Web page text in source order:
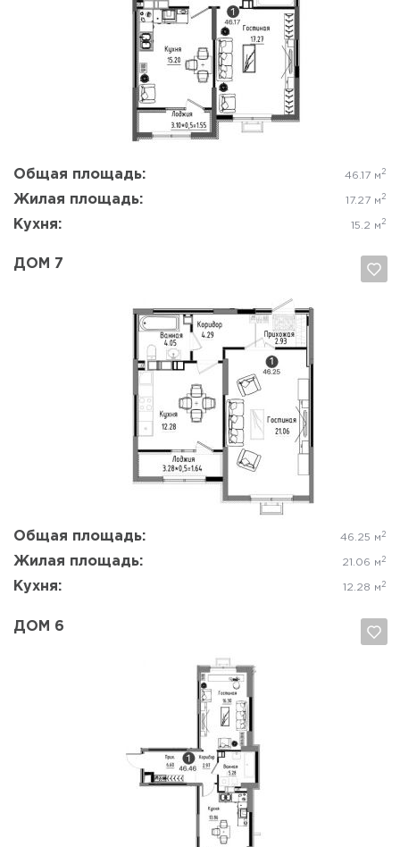
Общая площадь: 46.17 м 2
Жилая площадь: 17.27 м 2
Кухня: 15.2 м 2
Да, удалить Отмена
ДОМ 7
Общая площадь: 46.25 м 2
Жилая площадь: 21.06 м 2
Кухня: 12.28 м 2
Отмена
ДОМ 6
Да, удалить Отмена